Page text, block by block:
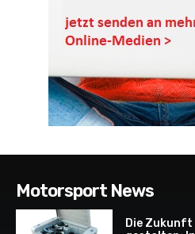
Motorsport News
Die